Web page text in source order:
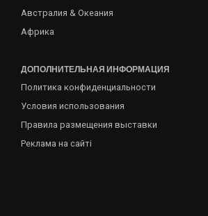
Австралия & Океания
Африка
ДОПОЛНИТЕЛЬНАЯ ИНФОРМАЦИЯ
Политика конфиденциальности
Условия использования
Правила размещения выставки
Реклама на сайті